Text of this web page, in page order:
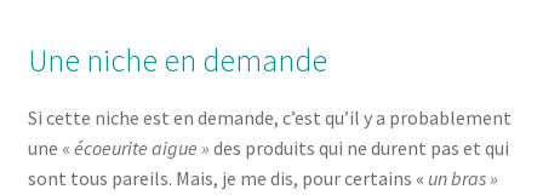
Une niche en demande
Si cette niche est en demande, c’est qu’il y a probablement
une « écoeurite aigue » des produits qui ne durent pas et qui
sont tous pareils. Mais, je me dis, pour certains « un bras »